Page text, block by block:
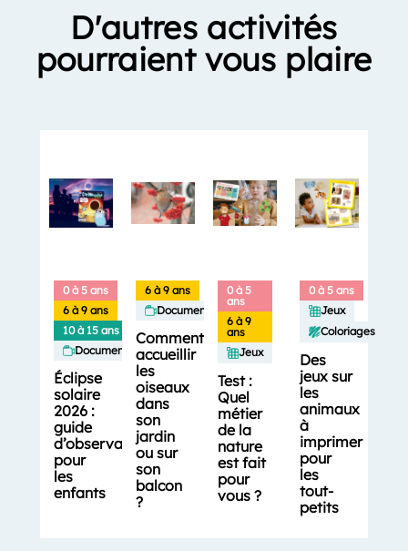
D'autres activités
pourraient vous plaire
0 à 5 ans
6 à 9 ans
10 à 15 ans
Documentaires
Éclipse
solaire
2026 :
guide
d’observation
pour
les
enfants
6 à 9 ans
Documentaires
Comment
accueillir
les
oiseaux
dans
son
jardin
ou sur
son
balcon
?
0 à 5
ans
6 à 9
ans
Jeux
Test :
Quel
métier
de la
nature
est fait
pour
vous ?
0 à 5 ans
Jeux
Coloriages
Des
jeux sur
les
animaux
à
imprimer
pour
les
tout-
petits